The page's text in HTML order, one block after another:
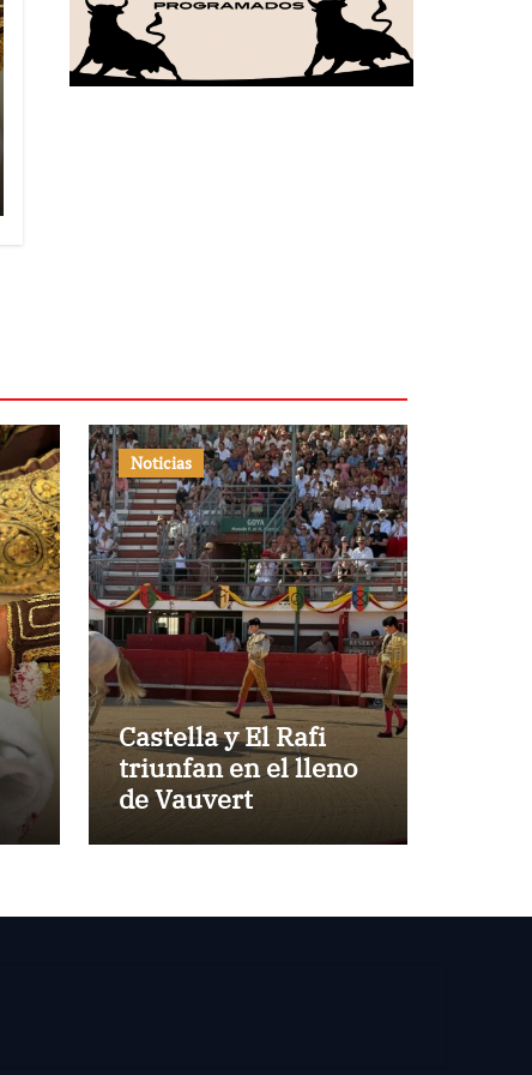
Noticias
Castella y El Rafi
triunfan en el lleno
de Vauvert